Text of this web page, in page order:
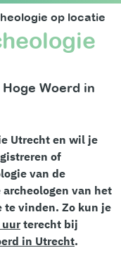
op locatie
Woerd in
Utrecht en wil je
of
van de
van het
vinden. Zo kun je
uur terecht bij
in Utrecht.